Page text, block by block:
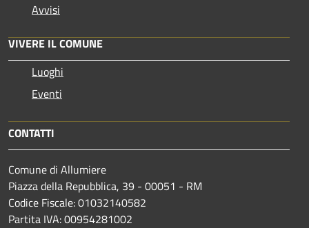
Avvisi
VIVERE IL COMUNE
Luoghi
Eventi
CONTATTI
Comune di Allumiere
Piazza della Repubblica, 39 - 00051 - RM
Codice Fiscale: 01032140582
Partita IVA: 00954281002